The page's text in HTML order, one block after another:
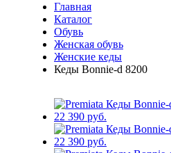
Главная
Каталог
Обувь
Женская обувь
Женские кеды
Кеды Bonnie-d 8200